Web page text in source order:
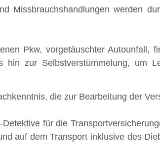
Missbrauchshandlungen werden
Pkw, vorgetäuschter Autounfall,
hin zur Selbstverstümmelung, um
die zur Bearbeitung der
für die
auf dem Transport inklusive des